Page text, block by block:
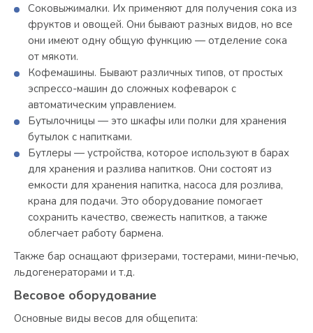
Соковыжималки. Их применяют для получения сока из
фруктов и овощей. Они бывают разных видов, но все
они имеют одну общую функцию — отделение сока
от мякоти.
Кофемашины. Бывают различных типов, от простых
эспрессо-машин до сложных кофеварок с
автоматическим управлением.
Бутылочницы — это шкафы или полки для хранения
бутылок с напитками.
Бутлеры — устройства, которое используют в барах
для хранения и разлива напитков. Они состоят из
емкости для хранения напитка, насоса для розлива,
крана для подачи. Это оборудование помогает
сохранить качество, свежесть напитков, а также
облегчает работу бармена.
Также бар оснащают фризерами, тостерами, мини-печью,
льдогенераторами и т.д.
Весовое оборудование
Основные виды весов для общепита: